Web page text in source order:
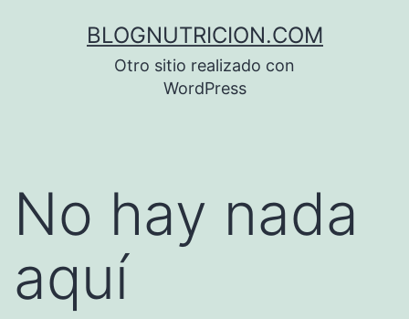
BLOGNUTRICION.COM
Otro sitio realizado con
WordPress
No hay nada
aquí